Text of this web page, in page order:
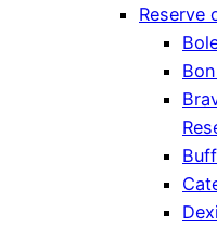
Reserve